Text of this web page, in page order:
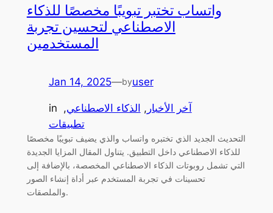
واتساب تختبر تبويبًا مخصصًا للذكاء
الاصطناعي لتحسين تجربة
المستخدمين
Jan 14, 2025—byuser
in آخر الأخبار , الذكاء الاصطناعي,
تطبيقات
التحديث الجديد الذي تختبره واتساب والذي يضيف تبويبًا مخصصًا
للذكاء الاصطناعي داخل التطبيق. يتناول المقال المزايا الجديدة
التي تشمل روبوتات الذكاء الاصطناعي المخصصة، بالإضافة إلى
تحسينات في تجربة المستخدم عبر أداة إنشاء الصور
والملصقات.